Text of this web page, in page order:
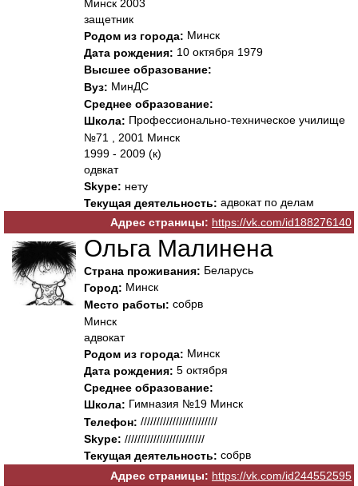
Минск 2003
защетник
Родом из города: Минск
Дата рождения: 10 октября 1979
Высшее образование:
Вуз: МинДС
Среднее образование:
Школа: Профессионально-техническое училище
№71 , 2001 Минск
1999 - 2009 (к)
одвкат
Skype: нету
Текущая деятельность: адвокат по делам
Адрес страницы: https://vk.com/id188276140
Ольга Малинена
Страна проживания: Беларусь
Город: Минск
Место работы: собрв
Минск
адвокат
Родом из города: Минск
Дата рождения: 5 октября
Среднее образование:
Школа: Гимназия №19 Минск
Телефон: ////////////////////////
Skype: /////////////////////////
Текущая деятельность: собрв
Адрес страницы: https://vk.com/id244552595